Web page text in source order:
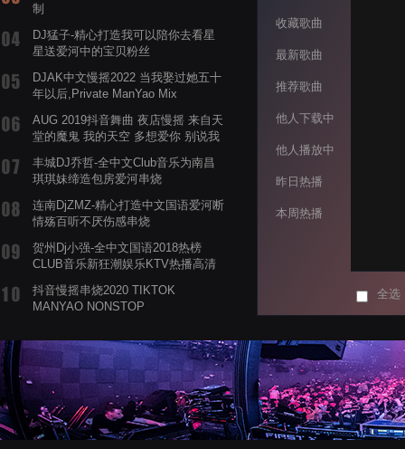
制
DJ猛子-精心打造我可以陪你去看星
星送爱河中的宝贝粉丝
DJAK中文慢摇2022 当我娶过她五十
年以后,Private ManYao Mix
AUG 2019抖音舞曲 夜店慢摇 来自天
堂的魔鬼 我的天空 多想爱你 别说我
丰城DJ乔哲-全中文Club音乐为南昌
琪琪妹缔造包房爱河串烧
连南DjZMZ-精心打造中文国语爱河断
情殇百听不厌伤感串烧
贺州Dj小强-全中文国语2018热榜
CLUB音乐新狂潮娱乐KTV热播高清
抖音慢摇串烧2020 TIKTOK
MANYAO NONSTOP
蝉爸爸妈妈爱存在夏天的风是想你的
声音啊
收藏歌曲
最新歌曲
推荐歌曲
他人下载中
他人播放中
昨日热播
本周热播
全选